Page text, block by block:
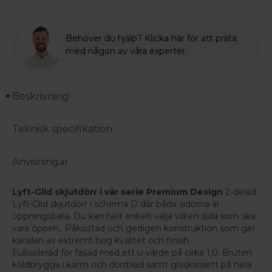
Behöver du hjälp? Klicka här för att prata
med någon av våra experter.
Beskrivning
Teknisk specifikation
Anvisningar
Lyft-Glid skjutdörr i vår serie Premium Design 2-delad
Lyft-Glid skjutdörr i schema D där båda sidorna är
öppningsbara. Du kan helt enkelt välja vilken sida som ska
vara öppen.. Påkostad och gedigen konstruktion som ger
känslan av extremt hög kvalitet och finish.
Fullisolerad för fasad med ett u-värde på cirka 1,0. Bruten
köldbrygga i karm och dörrblad samt glaskassett på hela